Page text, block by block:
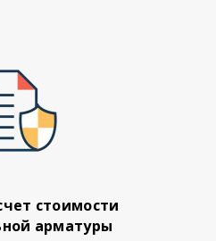
стоимости
арматуры